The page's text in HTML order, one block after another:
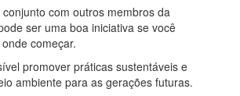
com outros membros da
ser uma boa iniciativa se você
começar.
promover práticas sustentáveis e
ambiente para as gerações futuras.